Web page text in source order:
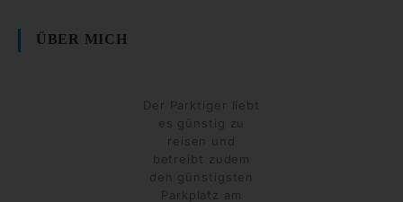
ÜBER MICH
Der Parktiger liebt
es günstig zu
reisen und
betreibt zudem
den günstigsten
Parkplatz am